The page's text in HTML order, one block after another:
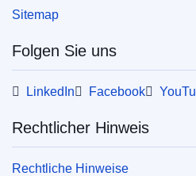
Sitemap
Folgen Sie uns
LinkedIn Facebook
Rechtlicher Hinweis
Rechtliche Hinweise